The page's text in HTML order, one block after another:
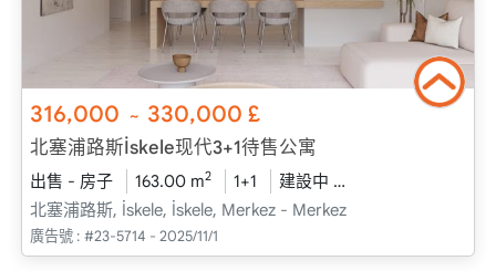
316,000 ~ 330,000 £
北塞浦路斯İskele现代3+1待售公寓
出售 - 房子 163.00 m2 1+1 建設中
北塞浦路斯, İskele, İskele, Merkez - Merkez
廣告號 : #23-5714 - 2025/11/1